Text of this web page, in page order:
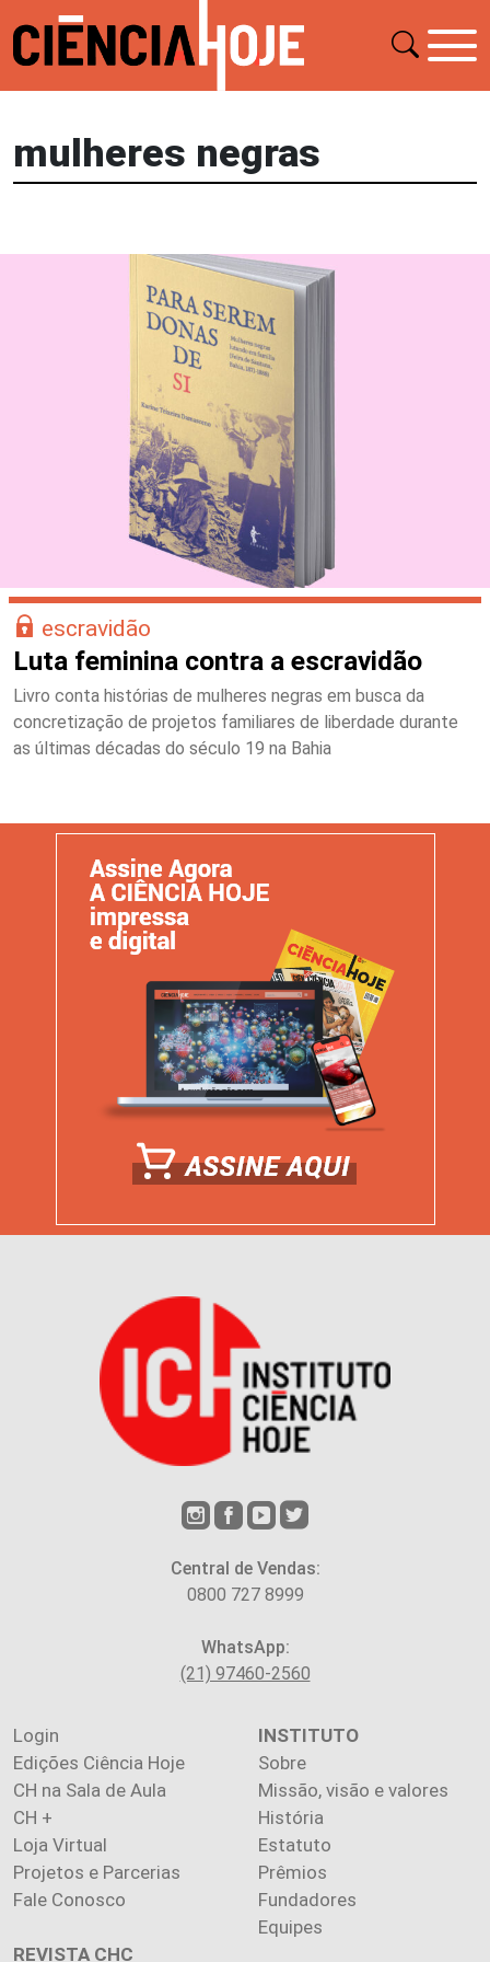
mulheres negras
escravidão
Luta feminina contra a escravidão
Livro conta histórias de mulheres negras em busca da
concretização de projetos familiares de liberdade durante
as últimas décadas do século 19 na Bahia
Central de Vendas:
0800 727 8999
WhatsApp:
(21) 97460-2560
Login
Edições Ciência Hoje
CH na Sala de Aula
CH +
Loja Virtual
Projetos e Parcerias
Fale Conosco
INSTITUTO
Sobre
Missão, visão e valores
História
Estatuto
Prêmios
Fundadores
Equipes
REVISTA CHC